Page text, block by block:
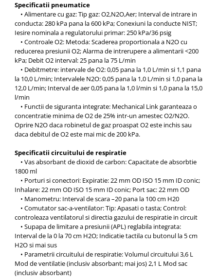
Specificatii pneumatice
• Alimentare cu gaz: Tip gaz: O2,N2O,Aer; Interval de intrare in
conducta: 280 kPa pana la 600 kPa; Conexiuni la conducte NIST;
Iesire nominala a regulatorului primar: 250 kPa/36 psig
• Controale O2: Metoda: Scaderea proportionala a N2O cu
reducerea presiunii O2; Alarma de intrerupere a alimentarii <200
kPa; Debit O2 interval: 25 pana la 75 L/min
• Debitmetre: intervale de O2: 0,05 pana la 1,0 L/min si 1,1 pana
la 10,0 L/min; Intervalele N2O: 0,05 pana la 1,0 L/min si 1,0 pana la
12,0 L/min; Interval de aer 0,05 pana la 1,0 l/min si 1,0 pana la 15,0
l/min
• Functii de siguranta integrate: Mechanical Link garanteaza o
concentratie minima de O2 de 25% intr-un amestec O2/N2O.
Oprire N2O daca robinetul de gaz proaspat O2 este inchis sau
daca debitul de O2 este mai mic de 200 kPa.
Specificatii circuitului de respiratie
• Vas absorbant de dioxid de carbon: Capacitate de absorbtie
1800 ml
• Porturi si conectori: Expiratie: 22 mm OD ISO 15 mm ID conic;
Inhalare: 22 mm OD ISO 15 mm ID conic; Port sac: 22 mm OD
• Manometru: Interval de scara –20 pana la 100 cm H20
• Comutator sac-a-ventilator: Tip: Apasati o tasta; Control:
controleaza ventilatorul si directia gazului de respiratie in circuit
• Supapa de limitare a presiunii (APL) reglabila integrata:
Interval de la 0 la 70 cm H2O; Indicatie tactila cu butonul la 5 cm
H2O si mai sus
• Parametrii circuitului de respiratie: Volumul circuitului 3,6 L
Mod de ventilatie (inclusiv absorbant; mai jos) 2,1 L Mod sac
(inclusiv absorbant)